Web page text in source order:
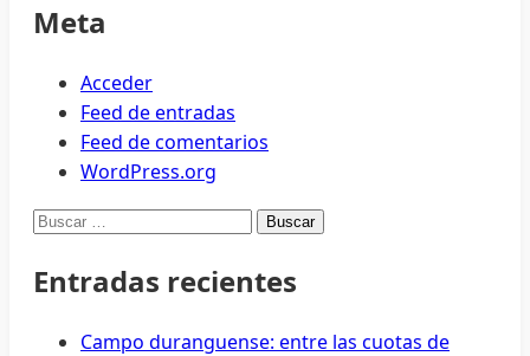
Meta
Acceder
Feed de entradas
Feed de comentarios
WordPress.org
Buscar:
Entradas recientes
Campo duranguense: entre las cuotas de